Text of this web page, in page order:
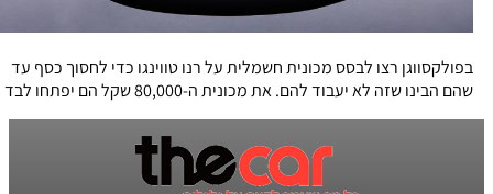
בפולקסווגן רצו לבסס מכונית חשמלית על רנו טווינגו כדי לחסוך כסף עד
שהם הבינו שזה לא יעבוד להם. את מכונית ה-80,000 שקל הם יפתחו לבד